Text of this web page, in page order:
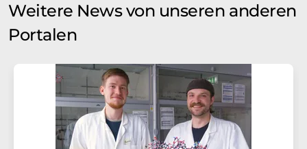
Weitere News von unseren anderen
Portalen